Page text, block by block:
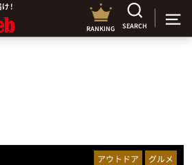
RANKING SEARCH
アウトドア グルメ